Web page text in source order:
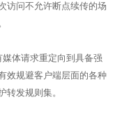
访问不允许断点续传的场
体请求重定向到具备强
效规避客户端层面的各种
发规则集。